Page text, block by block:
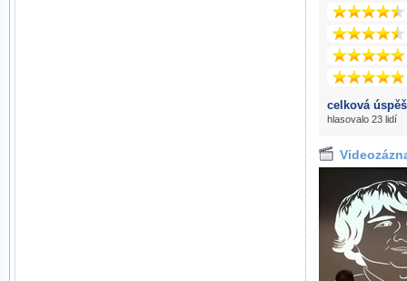
celková
hlasovalo 23 lidí